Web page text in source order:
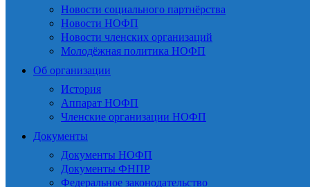
Новости социального партнёрства
Новости НОФП
Новости членских организаций
Молодёжная политика НОФП
Об организации
История
Аппарат НОФП
Членские организации НОФП
Документы
Документы НОФП
Документы ФНПР
Федеральное законодательство